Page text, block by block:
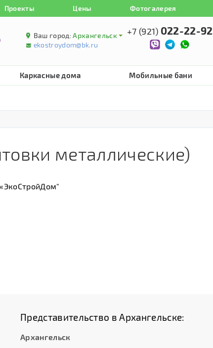
Проекты Цены Фотогалерея
Ваш город:Архангельск
ekostroydom@bk.ru
+7 (921) 022-22-92
Каркасные дома Мобильные бани
металлические)
Представительство в Архангельске:
Архангельск